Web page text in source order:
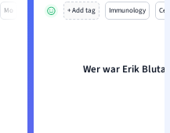
Mo + Add tag Immunology
Wer war Erik